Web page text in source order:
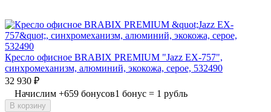
Кресло офисное BRABIX PREMIUM "Jazz EX-757",
синхромеханизм, алюминий, экокожа, серое, 532490
32 930 ₽
Начислим +659 бонусов1 бонус = 1 рубль
В корзину